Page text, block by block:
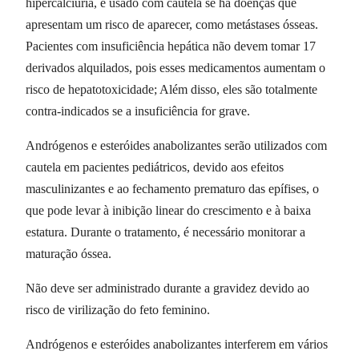
hipercalciúria, e usado com cautela se há doenças que
apresentam um risco de aparecer, como metástases ósseas.
Pacientes com insuficiência hepática não devem tomar 17
derivados alquilados, pois esses medicamentos aumentam o
risco de hepatotoxicidade; Além disso, eles são totalmente
contra-indicados se a insuficiência for grave.
Andrógenos e esteróides anabolizantes serão utilizados com
cautela em pacientes pediátricos, devido aos efeitos
masculinizantes e ao fechamento prematuro das epífises, o
que pode levar à inibição linear do crescimento e à baixa
estatura. Durante o tratamento, é necessário monitorar a
maturação óssea.
Não deve ser administrado durante a gravidez devido ao
risco de virilização do feto feminino.
Andrógenos e esteróides anabolizantes interferem em vários